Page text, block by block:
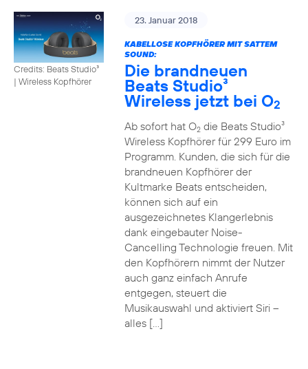
Credits: Beats Studio³
| Wireless Kopfhörer
23. Januar 2018
KABELLOSE KOPFHÖRER MIT SATTEM
SOUND:
Die brandneuen
Beats Studio³
Wireless jetzt bei O2
Ab sofort hat O2die Beats Studio³
Wireless Kopfhörer für 299 Euro im
Programm. Kunden, die sich für die
brandneuen Kopfhörer der
Kultmarke Beats entscheiden,
können sich auf ein
ausgezeichnetes Klangerlebnis
dank eingebauter Noise-
Cancelling Technologie freuen. Mit
den Kopfhörern nimmt der Nutzer
auch ganz einfach Anrufe
entgegen, steuert die
Musikauswahl und aktiviert Siri –
alles […]